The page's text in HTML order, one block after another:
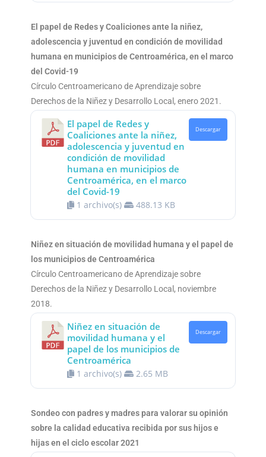
El papel de Redes y Coaliciones ante la niñez,
adolescencia y juventud en condición de movilidad
humana en municipios de Centroamérica, en el marco
del Covid-19
Círculo Centroamericano de Aprendizaje sobre
Derechos de la Niñez y Desarrollo Local, enero 2021.
El papel de Redes y
Coaliciones ante la niñez,
adolescencia y juventud en
condición de movilidad
humana en municipios de
Centroamérica, en el marco
del Covid-19
1 archivo(s) 488.13 KB
Descargar
Niñez en situación de movilidad humana y el papel de
los municipios de Centroamérica
Círculo Centroamericano de Aprendizaje sobre
Derechos de la Niñez y Desarrollo Local, noviembre
2018.
Niñez en situación de
movilidad humana y el
papel de los municipios de
Centroamérica
1 archivo(s) 2.65 MB
Descargar
Sondeo con padres y madres para valorar su opinión
sobre la calidad educativa recibida por sus hijos e
hijas en el ciclo escolar 2021